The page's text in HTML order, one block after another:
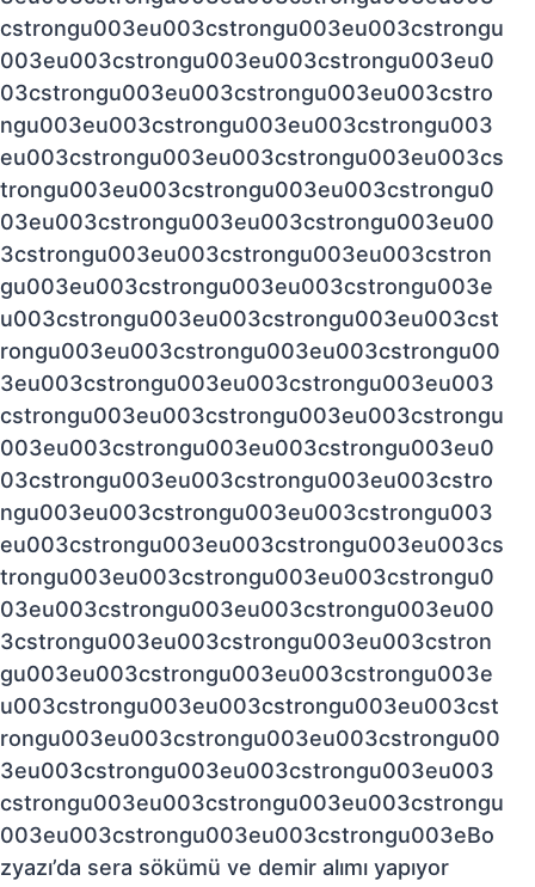
cstrongu003eu003cstrongu003eu003cstrongu
003eu003cstrongu003eu003cstrongu003eu0
03cstrongu003eu003cstrongu003eu003cstro
ngu003eu003cstrongu003eu003cstrongu003
eu003cstrongu003eu003cstrongu003eu003cs
trongu003eu003cstrongu003eu003cstrongu0
03eu003cstrongu003eu003cstrongu003eu00
3cstrongu003eu003cstrongu003eu003cstron
gu003eu003cstrongu003eu003cstrongu003e
u003cstrongu003eu003cstrongu003eu003cst
rongu003eu003cstrongu003eu003cstrongu00
3eu003cstrongu003eu003cstrongu003eu003
cstrongu003eu003cstrongu003eu003cstrongu
003eu003cstrongu003eu003cstrongu003eu0
03cstrongu003eu003cstrongu003eu003cstro
ngu003eu003cstrongu003eu003cstrongu003
eu003cstrongu003eu003cstrongu003eu003cs
trongu003eu003cstrongu003eu003cstrongu0
03eu003cstrongu003eu003cstrongu003eu00
3cstrongu003eu003cstrongu003eu003cstron
gu003eu003cstrongu003eu003cstrongu003e
u003cstrongu003eu003cstrongu003eu003cst
rongu003eu003cstrongu003eu003cstrongu00
3eu003cstrongu003eu003cstrongu003eu003
cstrongu003eu003cstrongu003eu003cstrongu
003eu003cstrongu003eu003cstrongu003eBo
zyazı’da sera sökümü ve demir alımı yapıyor